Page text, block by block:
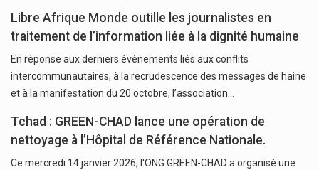
Libre Afrique Monde outille les journalistes en
traitement de l’information liée à la dignité humaine
En réponse aux derniers évènements liés aux conflits
intercommunautaires, à la recrudescence des messages de haine
et à la manifestation du 20 octobre, l’association…
Tchad : GREEN-CHAD lance une opération de
nettoyage à l’Hôpital de Référence Nationale.
Ce mercredi 14 janvier 2026, l'ONG GREEN-CHAD a organisé une